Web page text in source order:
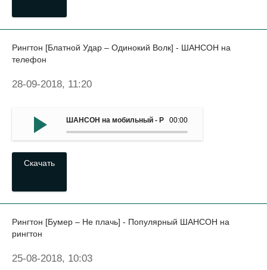
Рингтон [Блатной Удар – Одинокий Волк] - ШАНСОН на
телефон
28-09-2018, 11:20
00:00
ШАНСОН на мобильный - Рингтон (Блатной Удар –
Скачать
Рингтон [Бумер – Не плачь] - Популярный ШАНСОН на
рингтон
25-08-2018, 10:03